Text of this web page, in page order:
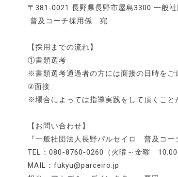
〒381-0021 長野県長野市屋島3300 一般
普及コーチ採用係 宛
【採用までの流れ】
①書類選考
※書類選考通過者の方には面接の日時をご
②面接
※場合によっては指導実践をして頂くこと
【お問い合わせ】
『一般社団法人長野パルセイロ 普及コー
TEL：080-8760-0260（火曜～金曜 10:00
MAIL：fukyu@parceiro.jp